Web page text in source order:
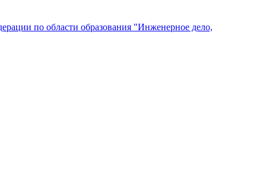
по области образования "Инженерное дело,